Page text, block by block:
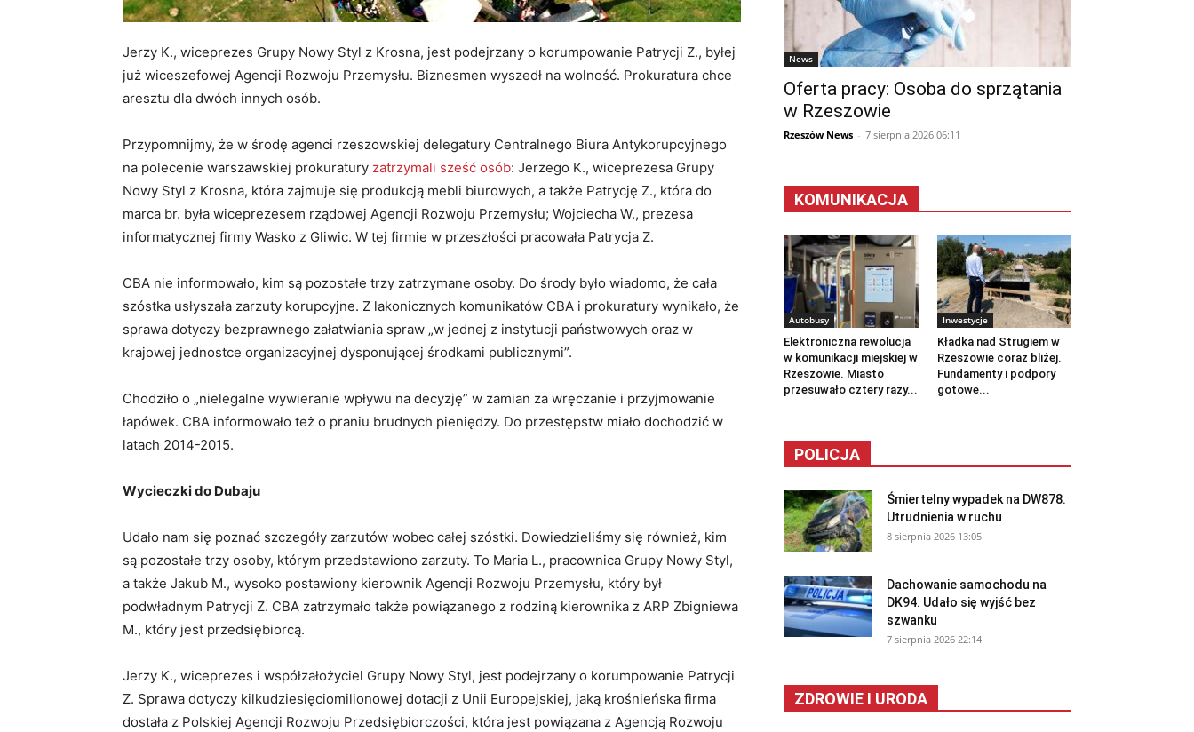
Jerzy K., wiceprezes Grupy Nowy Styl z Krosna, jest podejrzany o korumpowanie Patrycji Z., byłej
już wiceszefowej Agencji Rozwoju Przemysłu. Biznesmen wyszedł na wolność. Prokuratura chce
aresztu dla dwóch innych osób.
Przypomnijmy, że w środę agenci rzeszowskiej delegatury Centralnego Biura Antykorupcyjnego
na polecenie warszawskiej prokuratury zatrzymali sześć osób: Jerzego K., wiceprezesa Grupy
Nowy Styl z Krosna, która zajmuje się produkcją mebli biurowych, a także Patrycję Z., która do
marca br. była wiceprezesem rządowej Agencji Rozwoju Przemysłu; Wojciecha W., prezesa
informatycznej firmy Wasko z Gliwic. W tej firmie w przeszłości pracowała Patrycja Z.
CBA nie informowało, kim są pozostałe trzy zatrzymane osoby. Do środy było wiadomo, że cała
szóstka usłyszała zarzuty korupcyjne. Z lakonicznych komunikatów CBA i prokuratury wynikało, że
sprawa dotyczy bezprawnego załatwiania spraw „w jednej z instytucji państwowych oraz w
krajowej jednostce organizacyjnej dysponującej środkami publicznymi”.
Chodziło o „nielegalne wywieranie wpływu na decyzję” w zamian za wręczanie i przyjmowanie
łapówek. CBA informowało też o praniu brudnych pieniędzy. Do przestępstw miało dochodzić w
latach 2014-2015.
Wycieczki do Dubaju
Udało nam się poznać szczegóły zarzutów wobec całej szóstki. Dowiedzieliśmy się również, kim
są pozostałe trzy osoby, którym przedstawiono zarzuty. To Maria L., pracownica Grupy Nowy Styl,
a także Jakub M., wysoko postawiony kierownik Agencji Rozwoju Przemysłu, który był
podwładnym Patrycji Z. CBA zatrzymało także powiązanego z rodziną kierownika z ARP Zbigniewa
M., który jest przedsiębiorcą.
Jerzy K., wiceprezes i współzałożyciel Grupy Nowy Styl, jest podejrzany o korumpowanie Patrycji
Z. Sprawa dotyczy kilkudziesięciomilionowej dotacji z Unii Europejskiej, jaką krośnieńska firma
dostała z Polskiej Agencji Rozwoju Przedsiębiorczości, która jest powiązana z Agencją Rozwoju
News
Oferta pracy: Osoba do sprzątania
w Rzeszowie
Rzeszów News - 7 sierpnia 2026 06:11
KOMUNIKACJA
Autobusy
Elektroniczna rewolucja
w komunikacji miejskiej w
Rzeszowie. Miasto
przesuwało cztery razy...
Inwestycje
Kładka nad Strugiem w
Rzeszowie coraz bliżej.
Fundamenty i podpory
gotowe...
POLICJA
Śmiertelny wypadek na DW878.
Utrudnienia w ruchu
8 sierpnia 2026 13:05
Dachowanie samochodu na
DK94. Udało się wyjść bez
szwanku
7 sierpnia 2026 22:14
ZDROWIE I URODA